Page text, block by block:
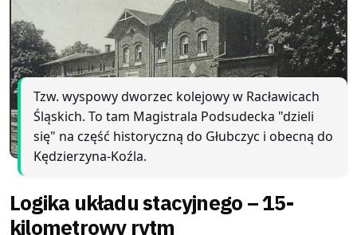
Tzw. wyspowy dworzec kolejowy w Racławicach
Śląskich. To tam Magistrala Podsudecka "dzieli
się" na część historyczną do Głubczyc i obecną do
Kędzierzyna-Koźla.
Logika układu stacyjnego – 15-
kilometrowy rytm